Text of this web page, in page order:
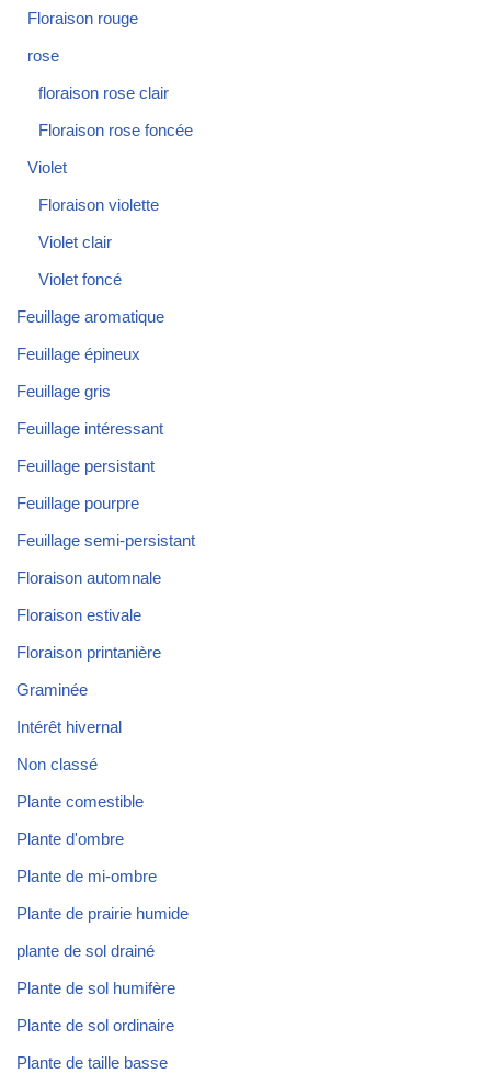
Floraison rouge
rose
floraison rose clair
Floraison rose foncée
Violet
Floraison violette
Violet clair
Violet foncé
Feuillage aromatique
Feuillage épineux
Feuillage gris
Feuillage intéressant
Feuillage persistant
Feuillage pourpre
Feuillage semi-persistant
Floraison automnale
Floraison estivale
Floraison printanière
Graminée
Intérêt hivernal
Non classé
Plante comestible
Plante d'ombre
Plante de mi-ombre
Plante de prairie humide
plante de sol drainé
Plante de sol humifère
Plante de sol ordinaire
Plante de taille basse